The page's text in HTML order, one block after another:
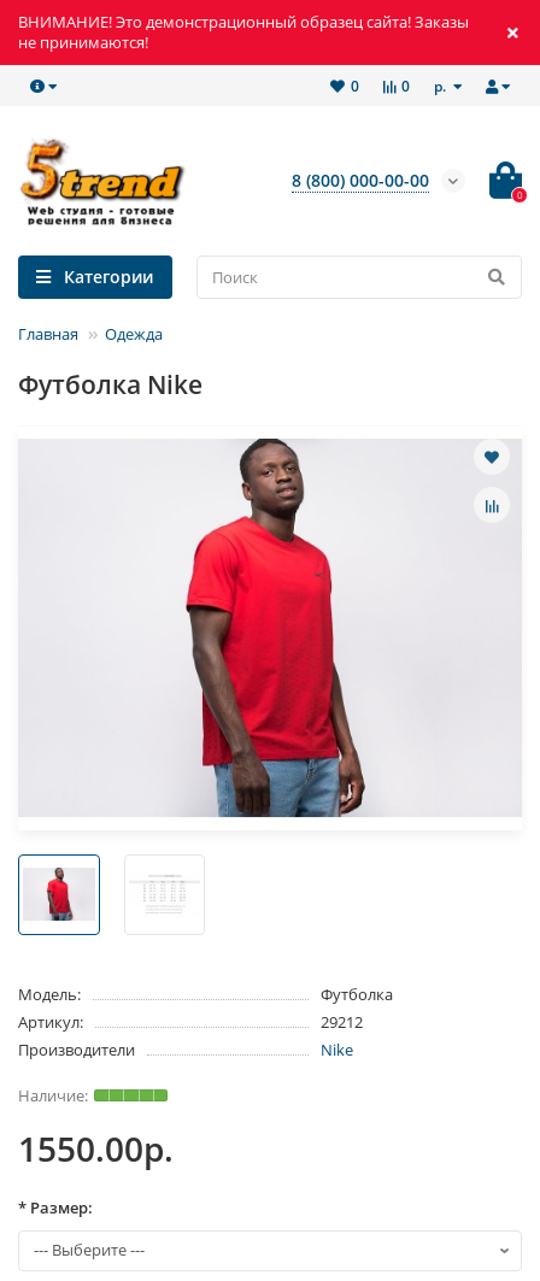
ВНИМАНИЕ! Это демонстрационный образец сайта! Заказы
не принимаются!
р.
0
0
8 (800) 000-00-00
0
Категории
Главная Одежда
Футболка Nike
Модель:
Футболка
Артикул:
29212
Производители
Nike
1550.00р.
* Размер: